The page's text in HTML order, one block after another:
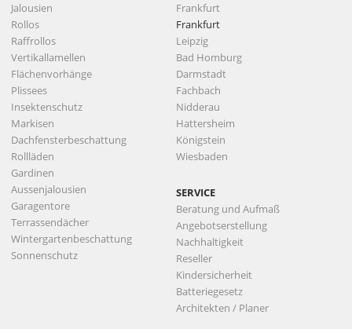
Jalousien
Rollos
Raffrollos
Vertikallamellen
Flächenvorhänge
Plissees
Insektenschutz
Markisen
Dachfensterbeschattung
Rollläden
Gardinen
Aussenjalousien
Garagentore
Terrassendächer
Wintergartenbeschattung
Sonnenschutz
Frankfurt
Frankfurt
Leipzig
Bad Homburg
Darmstadt
Fachbach
Nidderau
Hattersheim
Königstein
Wiesbaden
SERVICE
Beratung und Aufmaß
Angebotserstellung
Nachhaltigkeit
Reseller
Kindersicherheit
Batteriegesetz
Architekten / Planer